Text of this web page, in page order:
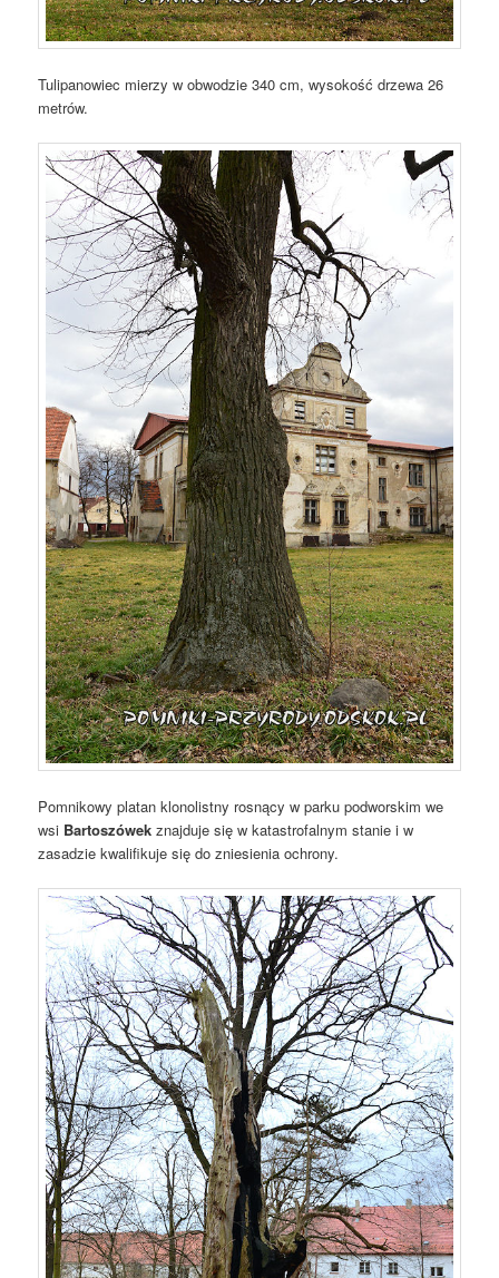
Tulipanowiec mierzy w obwodzie 340 cm, wysokość drzewa 26
metrów.
Pomnikowy platan klonolistny rosnący w parku podworskim we
wsi Bartoszówek znajduje się w katastrofalnym stanie i w
zasadzie kwalifikuje się do zniesienia ochrony.